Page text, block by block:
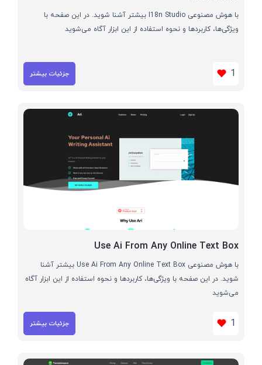
با هوش مصنوعی I18n Studio بیشتر آشنا شوید. در این صفحه با
ویژگی‌ها، کاربردها و نحوه استفاده از این ابزار آگاه می‌شوید
1 جزئیات بیشتر
Use Ai From Any Online Text Box
با هوش مصنوعی Use Ai From Any Online Text Box بیشتر آشنا
شوید. در این صفحه با ویژگی‌ها، کاربردها و نحوه استفاده از این ابزار آگاه
می‌شوید
1 جزئیات بیشتر